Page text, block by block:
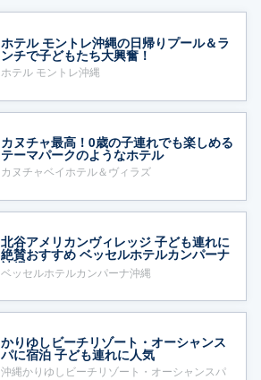
ホテル モントレ沖縄の日帰りプール＆ラ
ンチで子どもたち大興奮！
ホテル モントレ沖縄
カヌチャ最高！0歳の子連れでも楽しめる
テーマパークのようなホテル
カヌチャベイホテル＆ヴィラズ
北谷アメリカンヴィレッジ 子ども連れに
絶賛おすすめ ベッセルホテルカンパーナ
沖縄
ベッセルホテルカンパーナ沖縄
かりゆしビーチリゾート・オーシャンス
パに宿泊 子ども連れに人気
沖縄かりゆしビーチリゾート・オーシャンスパ